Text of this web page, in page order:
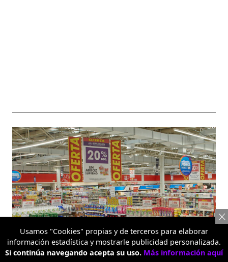
Usamos "Cookies" propias y de terceros para elaborar
información estadística y mostrarle publicidad personalizada.
Si continúa navegando acepta su uso. Más información aquí